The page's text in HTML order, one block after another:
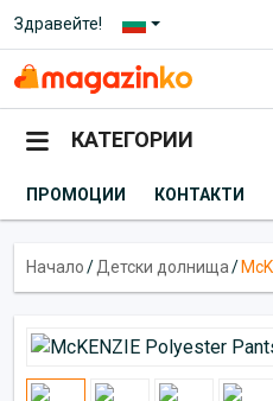
Здравейте!
КАТЕГОРИИ
ПРОМОЦИИ КОНТАКТИ
Начало/Детски долнища/